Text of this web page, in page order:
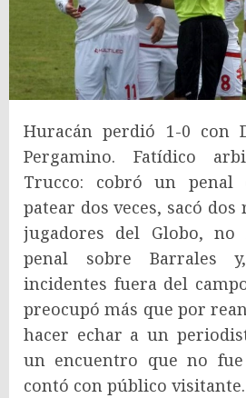
Huracán perdió 1-0 con
Pergamino. Fatídico
Trucco: cobró un penal
patear dos veces, sacó
jugadores del Globo,
penal sobre Barrales
incidentes fuera del
preocupó más que por
hacer echar a un
un encuentro que no
contó con público visitante.